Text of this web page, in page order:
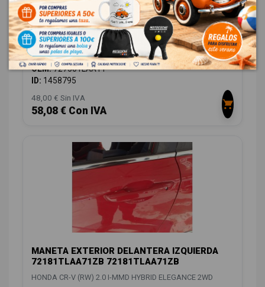
ELEVALUNAS TRASERO IZQUIERDO
72750TLAA11 72750TLAA11
HONDA CR-V (RW) 2.0 I-MMD HYBRID ELEGANCE 2WD
OEM:72750TLAA11
ID: 1458795
48,00 € Sin IVA
58,08 € Con IVA
MANETA EXTERIOR DELANTERA IZQUIERDA
72181TLAA71ZB 72181TLAA71ZB
HONDA CR-V (RW) 2.0 I-MMD HYBRID ELEGANCE 2WD